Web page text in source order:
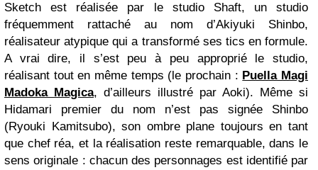
Sketch est réalisée par le studio Shaft, un studio
fréquemment rattaché au nom d’Akiyuki Shinbo,
réalisateur atypique qui a transformé ses tics en formule.
A vrai dire, il s’est peu à peu approprié le studio,
réalisant tout en même temps (le prochain : Puella Magi
Madoka Magica, d’ailleurs illustré par Aoki). Même si
Hidamari premier du nom n’est pas signée Shinbo
(Ryouki Kamitsubo), son ombre plane toujours en tant
que chef réa, et la réalisation reste remarquable, dans le
sens originale : chacun des personnages est identifié par